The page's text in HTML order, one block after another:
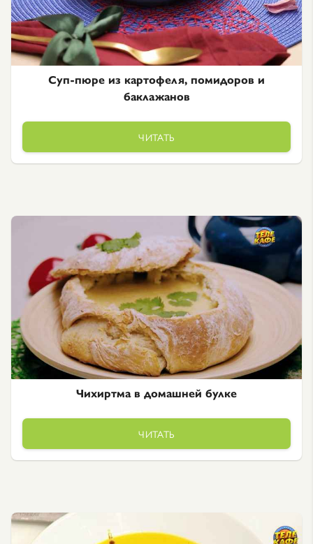
Суп-пюре из картофеля, помидоров и
баклажанов
ЧИТАТЬ
Чихиртма в домашней булке
ЧИТАТЬ